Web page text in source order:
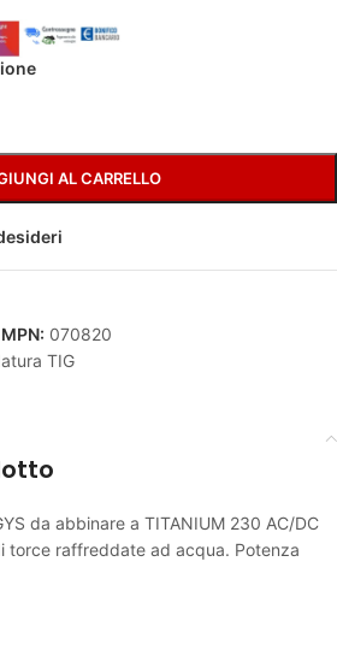
AL CARRELLO
MPN: 070820
TIG
da abbinare a TITANIUM 230 AC/DC
torce raffreddate ad acqua. Potenza